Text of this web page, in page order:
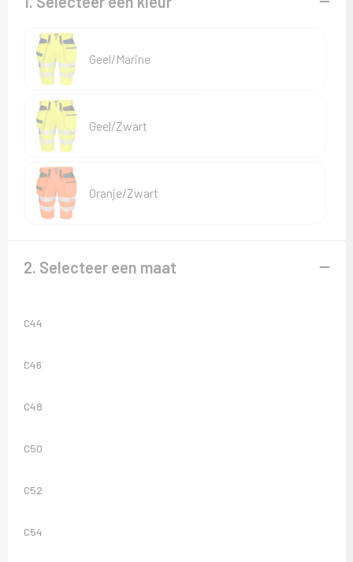
T-Shirts
Veiligheidsvesten en Veiligheidshesjes
Vesten
Geel/Marine
Geel/Zwart
Oranje/Zwart
2. Selecteer een maat
C44
C46
C48
C50
C52
C54